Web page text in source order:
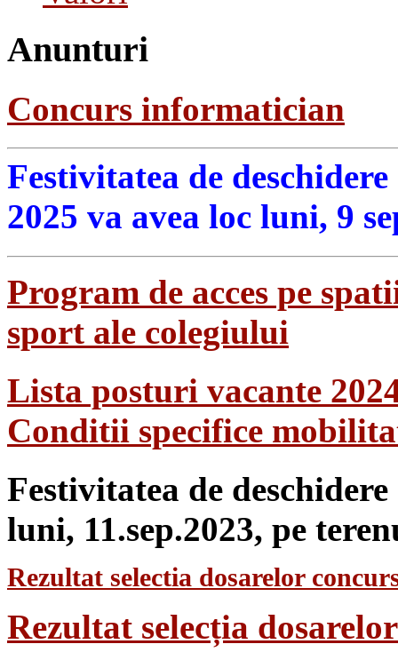
Anunturi
Concurs informatician
Festivitatea de
2025 va avea loc luni, 9
Program de acces pe
sport ale colegiului
Lista posturi vacante
Conditii specifice
Festivitatea de
luni, 11.sep.2023, pe
Rezultat selectia dosarelor
Rezultat selecția